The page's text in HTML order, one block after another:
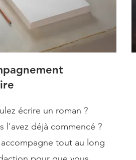
écrire un roman ?
l'avez déjà commencé ?
tout au long